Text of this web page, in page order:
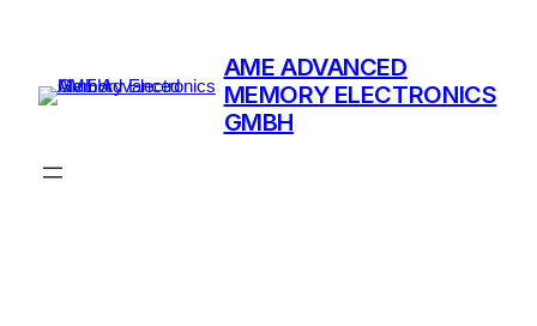
AME ADVANCED
MEMORY ELECTRONICS
GMBH